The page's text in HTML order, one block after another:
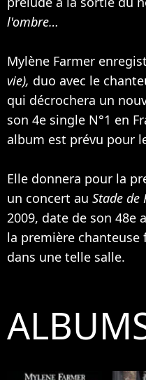
l'ombre…
Mylène Farmer
vie), duo avec le
qui décrochera un
son 4e single N°1 en
album est prévu pour
Elle donnera pour la
un concert au Stade de
2009, date de son 48e
la première chanteuse
dans une telle salle.